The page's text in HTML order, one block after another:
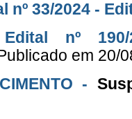
nº 33/2024 -
nº
em 20/
-